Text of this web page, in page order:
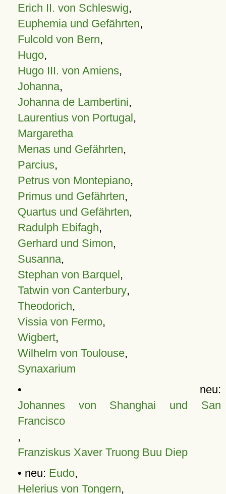
Erich II. von Schleswig,
Euphemia und Gefährten,
Fulcold von Bern,
Hugo,
Hugo III. von Amiens,
Johanna,
Johanna de Lambertini,
Laurentius von Portugal,
Margaretha
Menas und Gefährten,
Parcius,
Petrus von Montepiano,
Primus und Gefährten,
Quartus und Gefährten,
Radulph Ebifagh,
Gerhard und Simon,
Susanna,
Stephan von Barquel,
Tatwin von Canterbury,
Theodorich,
Vissia von Fermo,
Wigbert,
Wilhelm von Toulouse,
Synaxarium
• neu:
Johannes von Shanghai und San
Francisco
,
Franziskus Xaver Truong Buu Diep
• neu: Eudo,
Helerius von Tongern,